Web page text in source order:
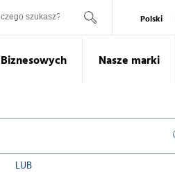
Polski
Nasze marki
LUB